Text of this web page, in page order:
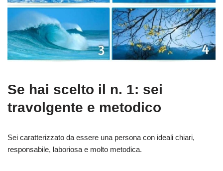
Se hai scelto il n. 1: sei
travolgente e metodico
Sei caratterizzato da essere una persona con ideali chiari,
responsabile, laboriosa e molto metodica.